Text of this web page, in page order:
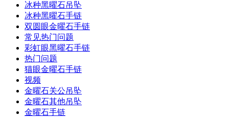
冰种黑曜石吊坠
冰种黑曜石手链
双圆眼金曜石手链
常见热门问题
彩虹眼黑曜石手链
热门问题
猫眼金曜石手链
视频
金曜石关公吊坠
金曜石其他吊坠
金曜石手链